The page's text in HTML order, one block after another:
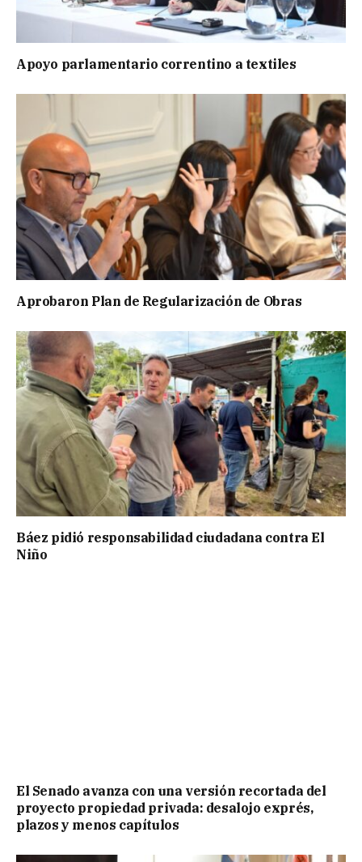
Apoyo parlamentario correntino a textiles
Aprobaron Plan de Regularización de Obras
Báez pidió responsabilidad ciudadana contra El
Niño
El Senado avanza con una versión recortada del
proyecto propiedad privada: desalojo exprés,
plazos y menos capítulos